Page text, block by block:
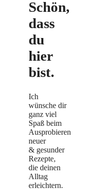
Schön,
dass
du
hier
bist.
Ich
wünsche dir
ganz viel
Spaß beim
Ausprobieren
neuer
& gesunder
Rezepte,
die deinen
Alltag
erleichtern.